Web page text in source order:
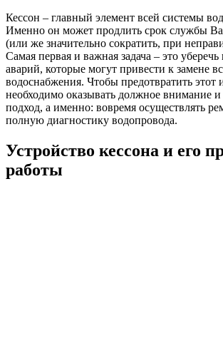
Кессон – главный элемент всей системы
Именно он может продлить срок службы
(или же значительно сократить, при
Самая первая и важная задача – это
аварий, которые могут привести к замене
водоснабжения. Чтобы предотвратить этот
необходимо оказывать должное внимание и
подход, а именно: вовремя осуществлять
полную диагностику водопровода.
Устройство кессона и его
работы